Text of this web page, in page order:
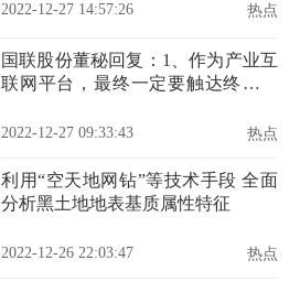
2022-12-27 14:57:26 热点
国联股份董秘回复：1、作为产业互
联网平台，最终一定要触达终端企
提质增效
2022-12-27 09:33:43 热点
利用“空天地网钻”等技术手段 全面
分析黑土地地表基质属性特征
2022-12-26 22:03:47 热点